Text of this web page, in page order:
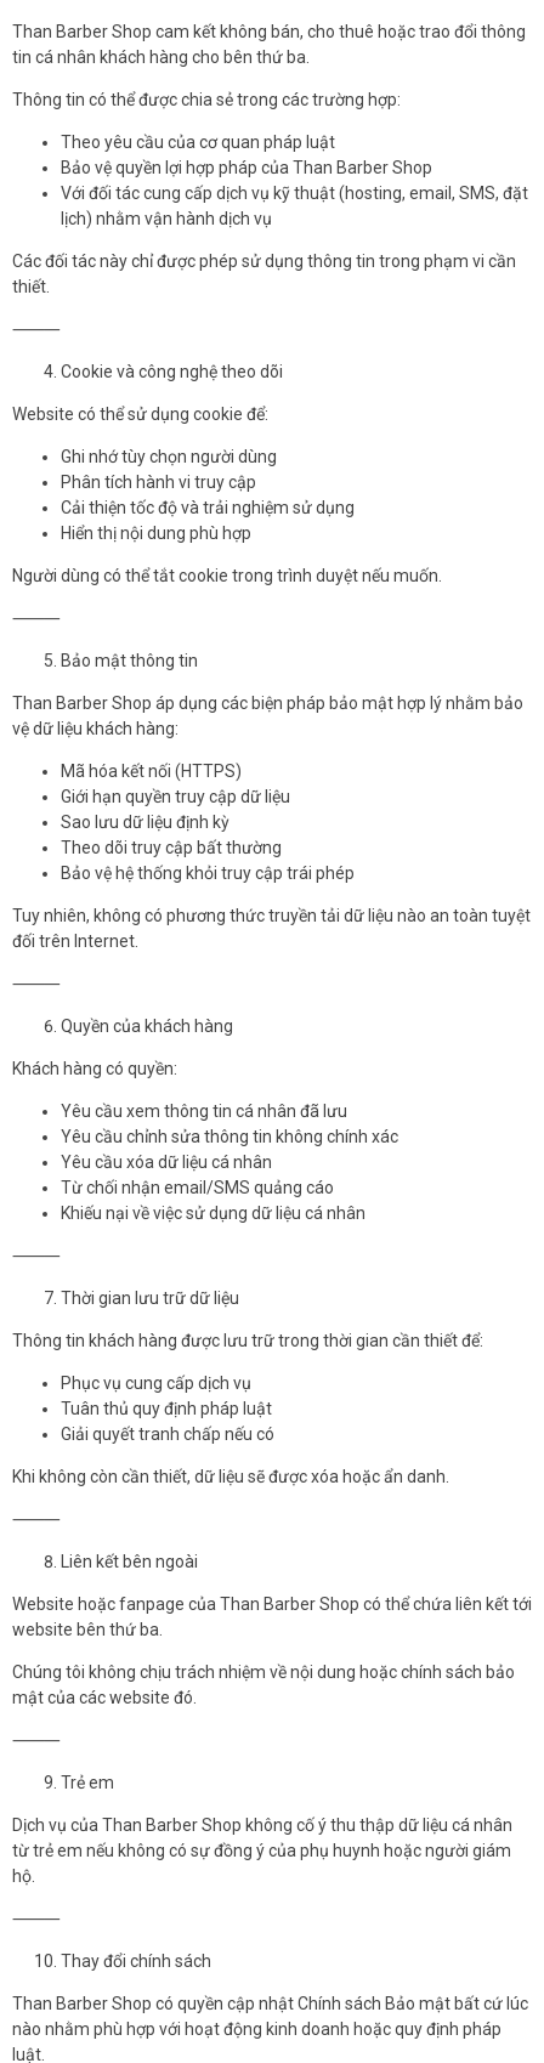
Than Barber Shop cam kết không bán, cho thuê hoặc trao đổi thông
tin cá nhân khách hàng cho bên thứ ba.
Thông tin có thể được chia sẻ trong các trường hợp:
Theo yêu cầu của cơ quan pháp luật
Bảo vệ quyền lợi hợp pháp của Than Barber Shop
Với đối tác cung cấp dịch vụ kỹ thuật (hosting, email, SMS, đặt
lịch) nhằm vận hành dịch vụ
Các đối tác này chỉ được phép sử dụng thông tin trong phạm vi cần
thiết.
⸻
Cookie và công nghệ theo dõi
Website có thể sử dụng cookie để:
Ghi nhớ tùy chọn người dùng
Phân tích hành vi truy cập
Cải thiện tốc độ và trải nghiệm sử dụng
Hiển thị nội dung phù hợp
Người dùng có thể tắt cookie trong trình duyệt nếu muốn.
⸻
Bảo mật thông tin
Than Barber Shop áp dụng các biện pháp bảo mật hợp lý nhằm bảo
vệ dữ liệu khách hàng:
Mã hóa kết nối (HTTPS)
Giới hạn quyền truy cập dữ liệu
Sao lưu dữ liệu định kỳ
Theo dõi truy cập bất thường
Bảo vệ hệ thống khỏi truy cập trái phép
Tuy nhiên, không có phương thức truyền tải dữ liệu nào an toàn tuyệt
đối trên Internet.
⸻
Quyền của khách hàng
Khách hàng có quyền:
Yêu cầu xem thông tin cá nhân đã lưu
Yêu cầu chỉnh sửa thông tin không chính xác
Yêu cầu xóa dữ liệu cá nhân
Từ chối nhận email/SMS quảng cáo
Khiếu nại về việc sử dụng dữ liệu cá nhân
⸻
Thời gian lưu trữ dữ liệu
Thông tin khách hàng được lưu trữ trong thời gian cần thiết để:
Phục vụ cung cấp dịch vụ
Tuân thủ quy định pháp luật
Giải quyết tranh chấp nếu có
Khi không còn cần thiết, dữ liệu sẽ được xóa hoặc ẩn danh.
⸻
Liên kết bên ngoài
Website hoặc fanpage của Than Barber Shop có thể chứa liên kết tới
website bên thứ ba.
Chúng tôi không chịu trách nhiệm về nội dung hoặc chính sách bảo
mật của các website đó.
⸻
Trẻ em
Dịch vụ của Than Barber Shop không cố ý thu thập dữ liệu cá nhân
từ trẻ em nếu không có sự đồng ý của phụ huynh hoặc người giám
hộ.
⸻
Thay đổi chính sách
Than Barber Shop có quyền cập nhật Chính sách Bảo mật bất cứ lúc
nào nhằm phù hợp với hoạt động kinh doanh hoặc quy định pháp
luật.